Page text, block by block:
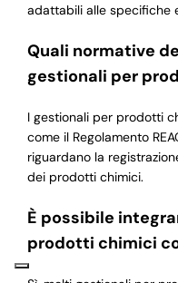
adattabili alle specifiche
Quali normative
gestionali per
I gestionali per prodotti
come il Regolamento
riguardano la
dei prodotti chimici.
È possibile
prodotti chimici